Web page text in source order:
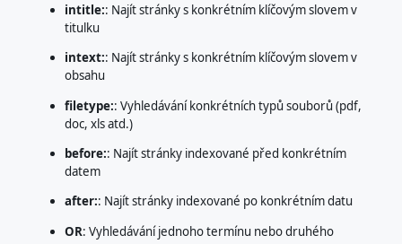
intitle:: Najít stránky s konkrétním klíčovým slovem v
titulku
intext:: Najít stránky s konkrétním klíčovým slovem v
obsahu
filetype:: Vyhledávání konkrétních typů souborů (pdf,
doc, xls atd.)
before:: Najít stránky indexované před konkrétním
datem
after:: Najít stránky indexované po konkrétním datu
OR: Vyhledávání jednoho termínu nebo druhého